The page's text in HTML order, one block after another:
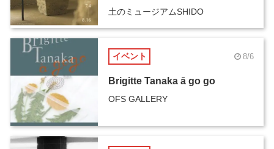
土のミュージアムSHIDO
イベント 8/6
Brigitte Tanaka ā go go
OFS GALLERY